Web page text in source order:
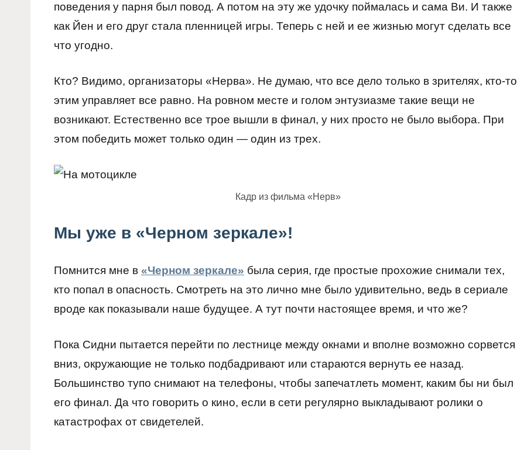
поведения у парня был повод. А потом на эту же удочку поймалась и сама Ви. И также
как Йен и его друг стала пленницей игры. Теперь с ней и ее жизнью могут сделать все
что угодно.
Кто? Видимо, организаторы «Нерва». Не думаю, что все дело только в зрителях, кто-то
этим управляет все равно. На ровном месте и голом энтузиазме такие вещи не
возникают. Естественно все трое вышли в финал, у них просто не было выбора. При
этом победить может только один — один из трех.
Кадр из фильма «Нерв»
Мы уже в «Черном зеркале»!
Помнится мне в «Черном зеркале» была серия, где простые прохожие снимали тех,
кто попал в опасность. Смотреть на это лично мне было удивительно, ведь в сериале
вроде как показывали наше будущее. А тут почти настоящее время, и что же?
Пока Сидни пытается перейти по лестнице между окнами и вполне возможно сорвется
вниз, окружающие не только подбадривают или стараются вернуть ее назад.
Большинство тупо снимают на телефоны, чтобы запечатлеть момент, каким бы ни был
его финал. Да что говорить о кино, если в сети регулярно выкладывают ролики о
катастрофах от свидетелей.